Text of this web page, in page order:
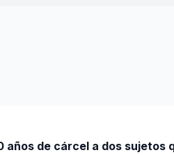
años de cárcel a dos sujetos